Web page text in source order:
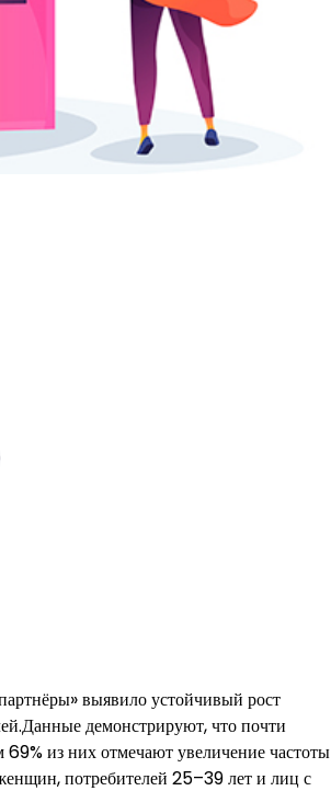
выявило устойчивый рост
демонстрируют, что почти
из них отмечают увеличение частоты
потребителей 25–39 лет и лиц с